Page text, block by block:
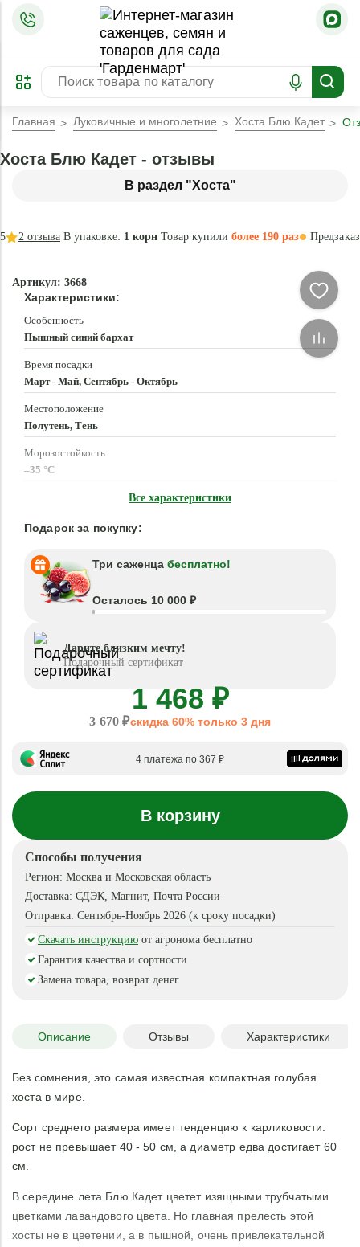
ПРЕДЗАКАЗ
ЗАБРОНИРОВАТЬ
ЛУЧШЕЕ
Главная Луковичные и многолетние Хоста Блю Кадет
В раздел "Хоста"
Хоста Блю Кадет - отзывы
В упаковке: 1 корн Товар купили более 190 раз
5 2 отзыва Предзаказ
–35 °
Артикул: 3668
Характеристики:
Особенность
Пышный синий бархат
Время посадки
Март - Май, Сентябрь - Октябрь
Местоположение
Полутень, Тень
Морозостойкость
–35 °C
Все характеристики
Подарок за покупку:
Три саженца бесплатно!
Осталось 10 000 ₽
Дарите близким мечту!
Подарочный сертификат
1 468 ₽
3 670 ₽скидка 60% только 3 дня
4 платежа по 367 ₽
В корзину
Способы получения
Регион: Москва и Московская область
Доставка: СДЭК, Магнит, Почта России
Отправка: Сентябрь-Ноябрь 2026 (к сроку посадки)
Скачать инструкцию от агронома бесплатно
Гарантия качества и сортности
Замена товара, возврат денег
Описание Отзывы Характеристики
Без сомнения, это самая известная компактная голубая
хоста в мире.
Сорт среднего размера имеет тенденцию к карликовости:
рост не превышает 40 - 50 см, а диаметр едва достигает 60
см.
В середине лета Блю Кадет цветет изящными трубчатыми
цветками лавандового цвета. Но главная прелесть этой
хосты не в цветении, а в пышной, очень привлекательной